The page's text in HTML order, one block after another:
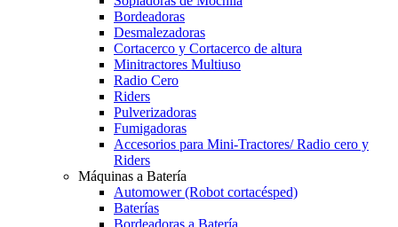
Bordeadoras
Desmalezadoras
Cortacerco y Cortacerco de altura
Minitractores Multiuso
Radio Cero
Riders
Pulverizadoras
Fumigadoras
Accesorios para Mini-Tractores/ Radio cero y
Riders
Máquinas a Batería
Automower (Robot cortacésped)
Baterías
Bordeadoras a Batería